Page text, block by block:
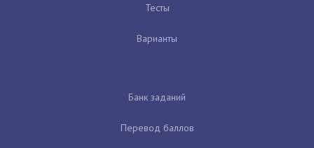
Тесты
Варианты
Банк заданий
Перевод баллов